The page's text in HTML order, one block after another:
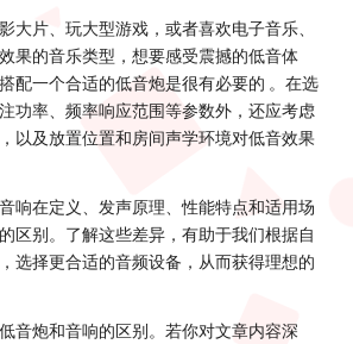
大片、玩大型游戏，或者喜欢电子音乐、
果的音乐类型，想要感受震撼的低音体
配一个合适的低音炮是很有必要的 。在选
功率、频率响应范围等参数外，还应考虑
以及放置位置和房间声学环境对低音效果
响在定义、发声原理、性能特点和适用场
区别。了解这些差异，有助于我们根据自
选择更合适的音频设备，从而获得理想的
音炮和音响的区别。若你对文章内容深